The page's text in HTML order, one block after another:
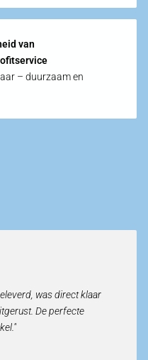
van
– duurzaam en
was direct klaar
De perfecte